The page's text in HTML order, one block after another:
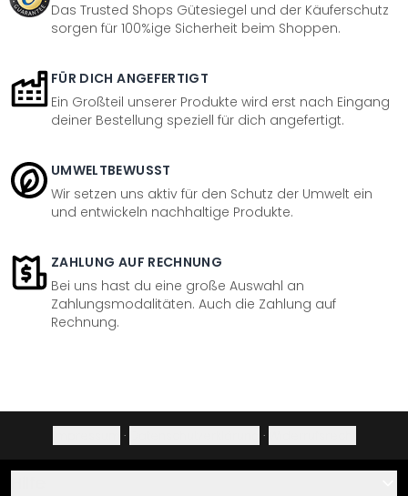
Das Trusted Shops Gütesiegel und der Käuferschutz
sorgen für 100%ige Sicherheit beim Shoppen.
FÜR DICH ANGEFERTIGT
Ein Großteil unserer Produkte wird erst nach Eingang
deiner Bestellung speziell für dich angefertigt.
UMWELTBEWUSST
Wir setzen uns aktiv für den Schutz der Umwelt ein
und entwickeln nachhaltige Produkte.
ZAHLUNG AUF RECHNUNG
Bei uns hast du eine große Auswahl an
Zahlungsmodalitäten. Auch die Zahlung auf
Rechnung.
· ·